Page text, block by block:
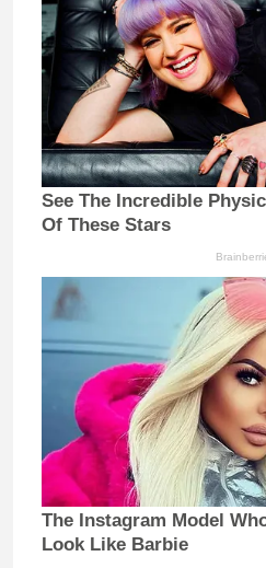
See The Incredible
Of These Stars
The Instagram Model
Look Like Barbie